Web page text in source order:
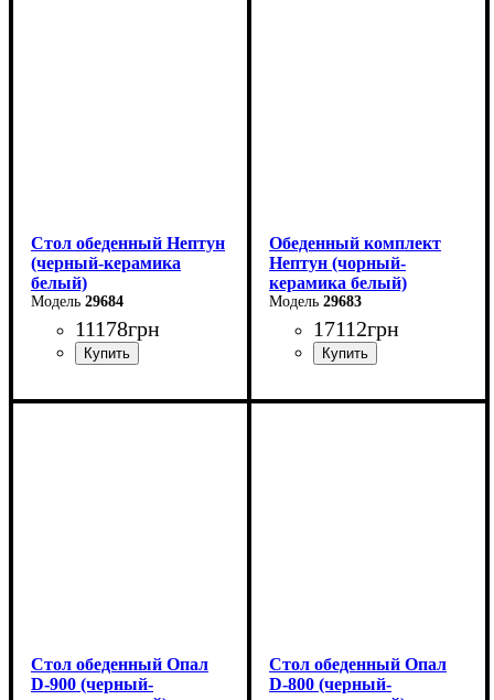
Стол обеденный Нептун
(черный-керамика
белый)
29684
11178грн
Ширина: 110 см
Обеденный комплект
Нептун (чорный-
керамика белый)
29683
17112грн
Стол обеденный Опал
D-900 (черный-
Стол обеденный Опал
D-800 (черный-